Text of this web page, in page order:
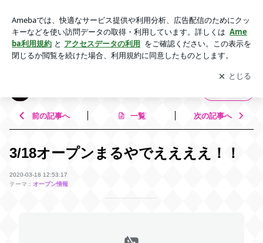
アプリをダウンロードして ブログの更新通知
を受け取りまし
ょう。
開く
前の記事へ 一覧 次の記事へ
3/18オープンまるやでええええ！！
2020-03-18 12:53:17
テーマ： オープン情報